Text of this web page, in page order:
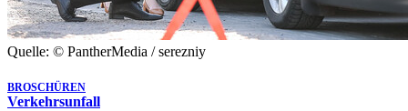
Quelle: © PantherMedia / serezniy
BROSCHÜREN
Verkehrsunfall